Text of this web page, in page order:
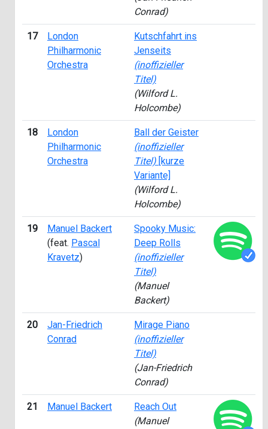
Conrad)
17
London
Philharmonic
Orchestra
Kutschfahrt ins
Jenseits
(inoffizieller
Titel)
(Wilford L.
Holcombe)
18
London
Philharmonic
Orchestra
Ball der Geister
(inoffizieller
Titel) [kurze
Variante]
(Wilford L.
Holcombe)
19
Manuel Backert
(feat. Pascal
Kravetz)
Spooky Music:
Deep Rolls
(inoffizieller
Titel)
(Manuel
Backert)
20
Jan-Friedrich
Conrad
Mirage Piano
(inoffizieller
Titel)
(Jan-Friedrich
Conrad)
21 Manuel Backert
Reach Out
(Manuel